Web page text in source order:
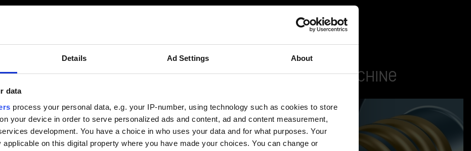
Details Ad Settings About
data
process your personal data, e.g. your IP-number, using technology such as cookies to store
your device in order to serve personalized ads and content, ad and content measurement,
development. You have a choice in who uses your data and for what purposes. Your
on this digital property where you have made your choices. You can change or
entièrement toutes les opérations de la machine